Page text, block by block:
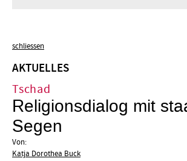
schliessen
AKTUELLES
Tschad
Religionsdialog mit
Segen
Von:
Katja Dorothea Buck